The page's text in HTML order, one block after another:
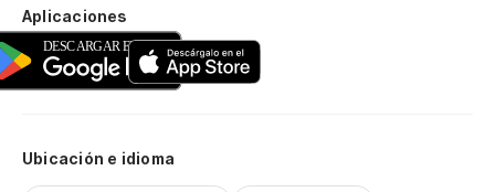
Aplicaciones
Ubicación e idioma